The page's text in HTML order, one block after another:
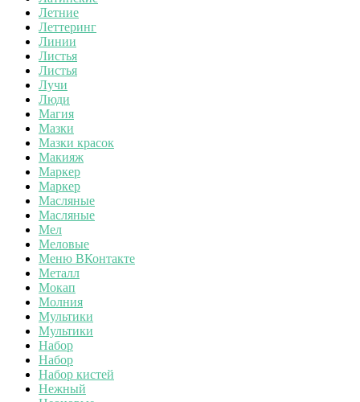
Летние
Леттеринг
Линии
Листья
Листья
Лучи
Люди
Магия
Мазки
Мазки красок
Макияж
Маркер
Маркер
Масляные
Масляные
Мел
Меловые
Меню ВКонтакте
Металл
Мокап
Молния
Мультики
Мультики
Набор
Набор
Набор кистей
Нежный